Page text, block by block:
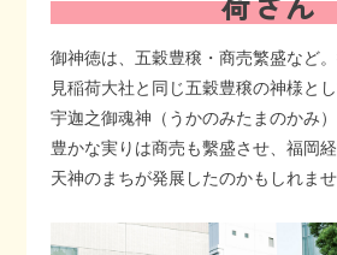
御神徳は、五穀豊穣・商売繁盛など
見稲荷大社と同じ五穀豊穣の神様と
宇迦之御魂神（うかのみたまのかみ）
豊かな実りは商売も繫盛させ、福岡
天神のまちが発展したのかもしれませ